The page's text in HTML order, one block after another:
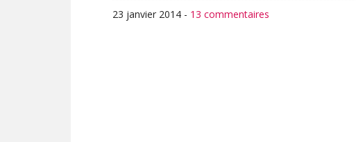
23 janvier 2014 - 13 commentaires